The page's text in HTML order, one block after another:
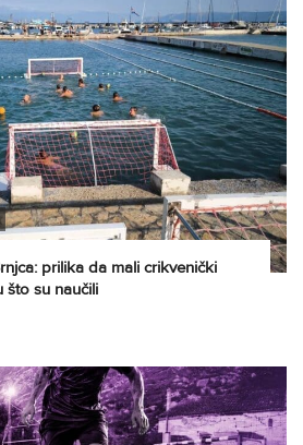
prilika da mali crikvenički
što su naučili